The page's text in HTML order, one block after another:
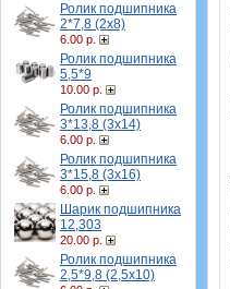
Ролик подшипника
2*7,8 (2х8)
6.00 р.
Ролик подшипника
5,5*9
10.00 р.
Ролик подшипника
3*13,8 (3х14)
6.00 р.
Ролик подшипника
3*15,8 (3х16)
6.00 р.
Шарик подшипника
12,303
20.00 р.
Ролик подшипника
2,5*9,8 (2,5х10)